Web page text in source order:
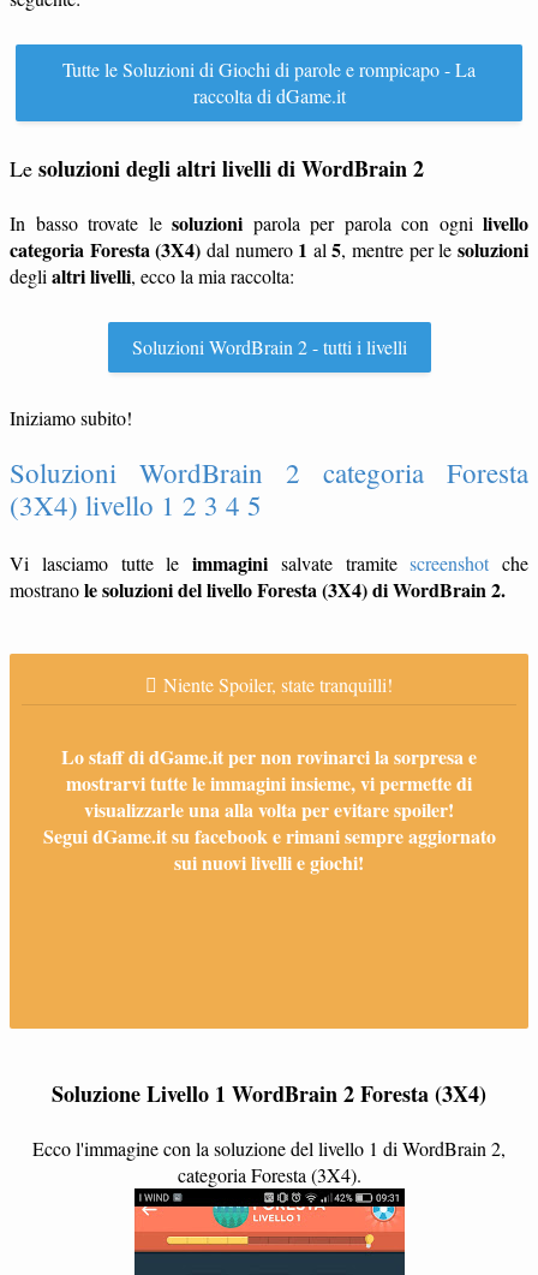
Tutte le Soluzioni di Giochi di parole e rompicapo - La
raccolta di dGame.it
Le soluzioni degli altri livelli di WordBrain 2
In basso trovate le soluzioni parola per parola con ogni livello
categoria Foresta (3X4) dal numero 1 al5, mentre per lesoluzioni
degli altri livelli, ecco la mia raccolta:
Soluzioni WordBrain 2 - tutti i livelli
Iniziamo subito!
Soluzioni WordBrain 2 categoria Foresta
(3X4) livello 1 2 3 4 5
Vi lasciamo tutte le immagini salvate tramitescreenshot che
mostranole soluzioni del livello Foresta (3X4) di WordBrain 2.
Niente Spoiler, state tranquilli!
Lo staff di dGame.it per non rovinarci la sorpresa e
mostrarvi tutte le immagini insieme, vi permette di
visualizzarle una alla volta per evitare spoiler!
Segui dGame.it su facebook e rimani sempre aggiornato
sui nuovi livelli e giochi!
Soluzione Livello 1 WordBrain 2 Foresta (3X4)
Ecco l'immagine con la soluzione del livello 1 di WordBrain 2,
categoria Foresta (3X4).